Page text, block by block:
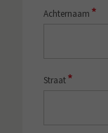
Achternaam *
Straat*